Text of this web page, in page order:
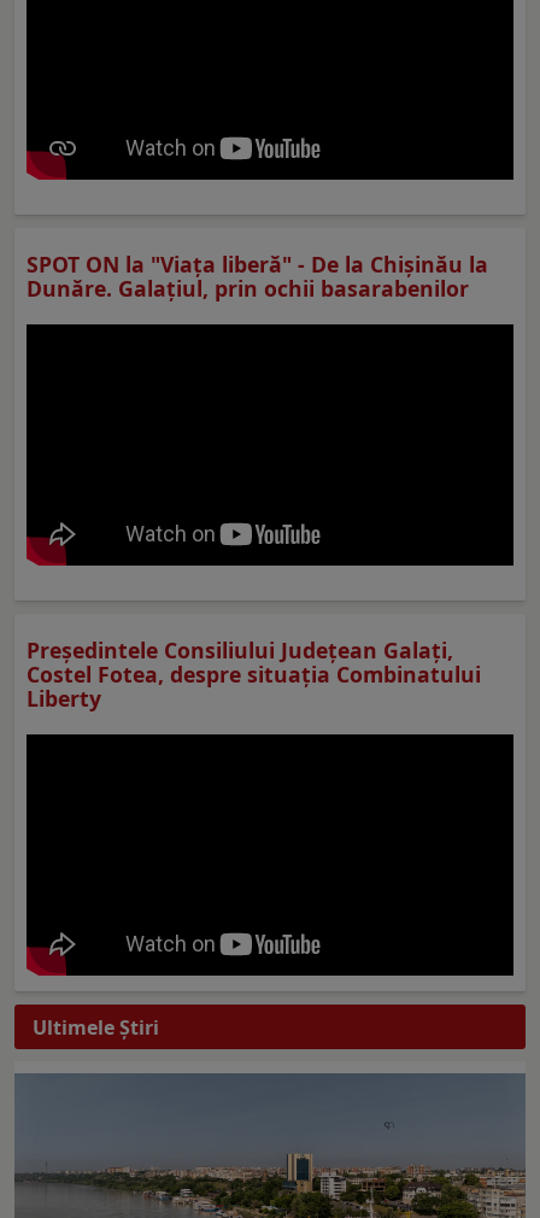
SPOT ON la "Viaţa liberă" - De la Chișinău la
Dunăre. Galațiul, prin ochii basarabenilor
Preşedintele Consiliului Judeţean Galaţi,
Costel Fotea, despre situaţia Combinatului
Liberty
Ultimele Ştiri